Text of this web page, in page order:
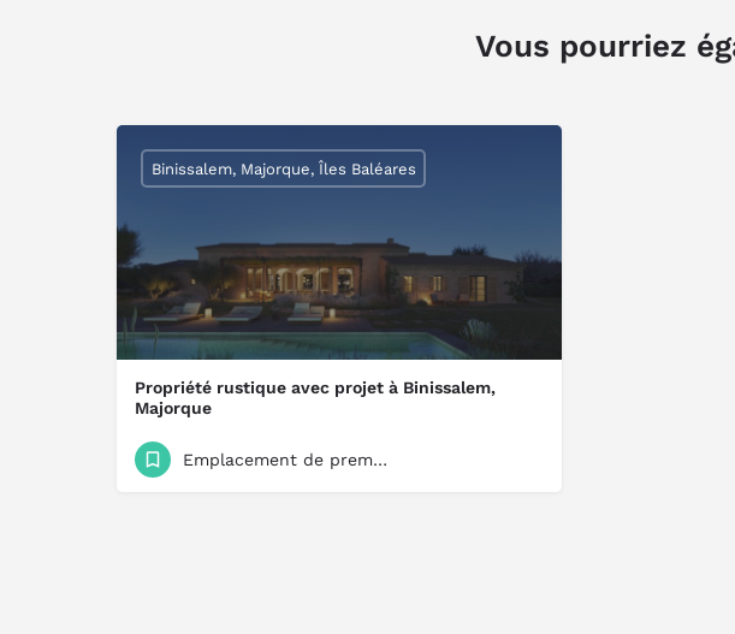
Vous pourriez
Propriété rustique avec projet à Binissalem,
Majorque
1 995 000 €
Binissalem, Majorque, Îles Baléares
Emplacement de premier choix